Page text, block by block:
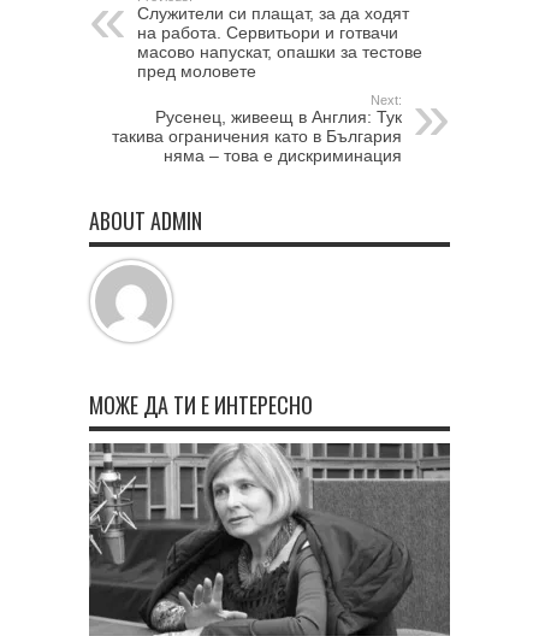
Служители си плащат, за да ходят
на работа. Сервитьори и готвачи
масово напускат, опашки за тестове
пред моловете
Next:
Русенец, живеещ в Англия: Тук
такива ограничения като в България
няма – това е дискриминация
ABOUT ADMIN
МОЖЕ ДА ТИ Е ИНТЕРЕСНО